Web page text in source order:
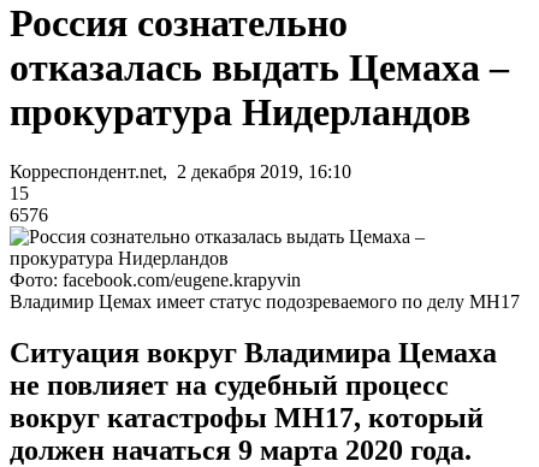
Россия сознательно
отказалась выдать Цемаха –
прокуратура Нидерландов
Корреспондент.net, 2 декабря 2019, 16:10
15
6576
Фото: facebook.com/eugene.krapyvin
Владимир Цемах имеет статус подозреваемого по делу MH17
Ситуация вокруг Владимира Цемаха
не повлияет на судебный процесс
вокруг катастрофы MH17, который
должен начаться 9 марта 2020 года.